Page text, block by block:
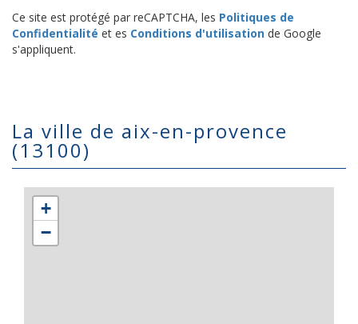
Ce site est protégé par reCAPTCHA, les Politiques de
Confidentialité et es Conditions d'utilisation de Google
s'appliquent.
la ville de aix-en-provence
(13100)
+
−